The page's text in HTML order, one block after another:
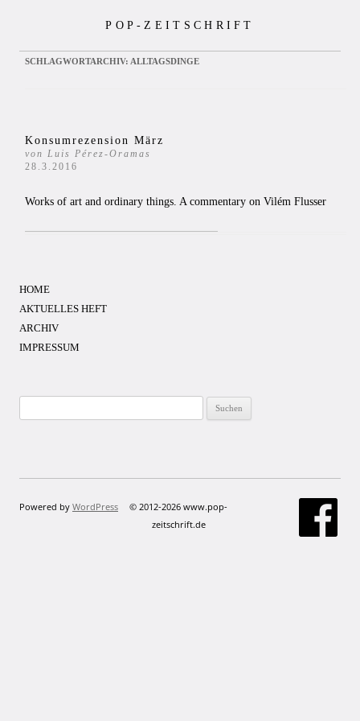
POP-ZEITSCHRIFT
SCHLAGWORTARCHIV: ALLTAGSDINGE
Konsumrezension März
von Luis Pérez-Oramas
28.3.2016
Works of art and ordinary things. A commentary on Vilém Flusser
HOME
AKTUELLES HEFT
ARCHIV
IMPRESSUM
nach:
Powered by WordPress
© 2012-2026 www.pop-
zeitschrift.de